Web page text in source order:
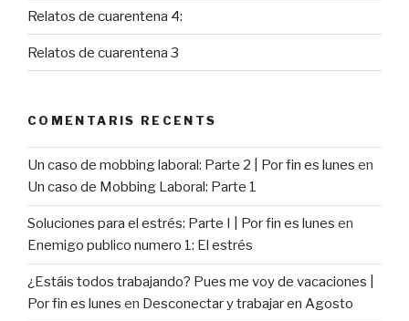
Relatos de cuarentena 4:
Relatos de cuarentena 3
COMENTARIS RECENTS
Un caso de mobbing laboral: Parte 2 | Por fin es lunes en
Un caso de Mobbing Laboral: Parte 1
Soluciones para el estrés: Parte I | Por fin es lunes en
Enemigo publico numero 1: El estrés
¿Estáis todos trabajando? Pues me voy de vacaciones |
Por fin es lunes en Desconectar y trabajar en Agosto